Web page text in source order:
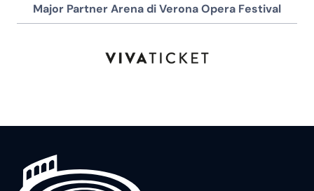
Major Partner Arena di Verona Opera Festival